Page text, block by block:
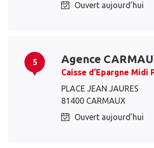
Ouvert aujourd’hui
5 Agence
Caisse d’Epargne Midi
PLACE JEAN JAURES
81400 CARMAUX
Ouvert aujourd’hui